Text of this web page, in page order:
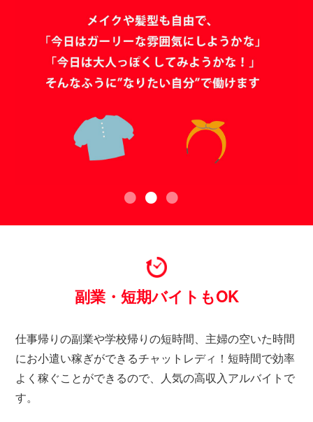
副業・短期バイトもOK
仕事帰りの副業や学校帰りの短時間、主婦の空いた時間
にお小遣い稼ぎができるチャットレディ！短時間で効率
よく稼ぐことができるので、人気の高収入アルバイトで
す。